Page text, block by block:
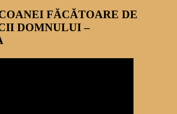
FĂCĂTOARE DE
DOMNULUI –